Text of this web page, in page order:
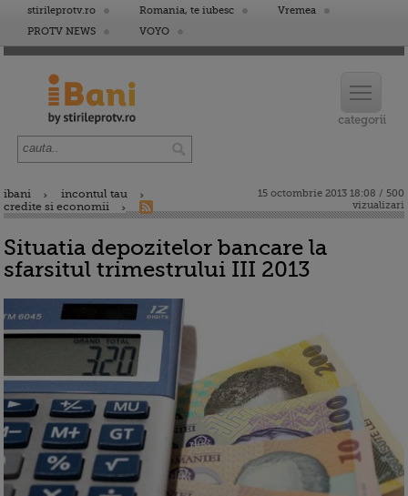
stirileprotv.ro Romania, te iubesc
Vremea
PROTV NEWS
VOYO
ibani
incontul tau
credite si economii
15 octombrie 2013 18:08 / 500
vizualizari
Situatia depozitelor bancare la
sfarsitul trimestrului III 2013